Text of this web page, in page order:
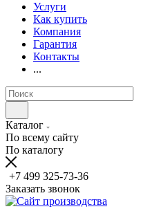
Услуги
Как купить
Компания
Гарантия
Контакты
...
Каталог
По всему сайту
По каталогу
+7 499 325-73-36
Заказать звонок